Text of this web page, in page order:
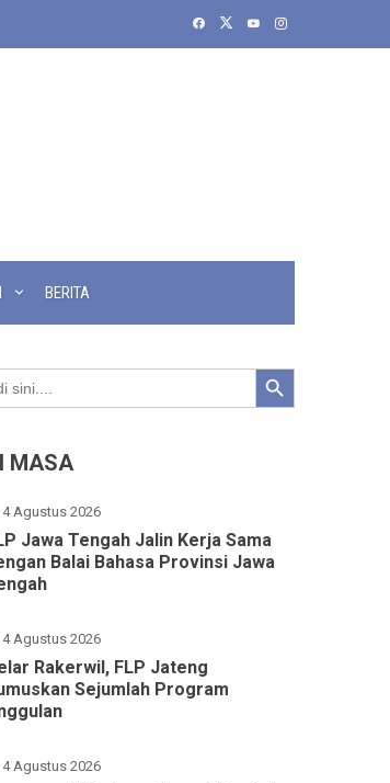
BERITA
Search Button
MASA
4 Agustus 2026
Jawa Tengah Jalin Kerja Sama
Balai Bahasa Provinsi Jawa
4 Agustus 2026
Rakerwil, FLP Jateng
Sejumlah Program
4 Agustus 2026